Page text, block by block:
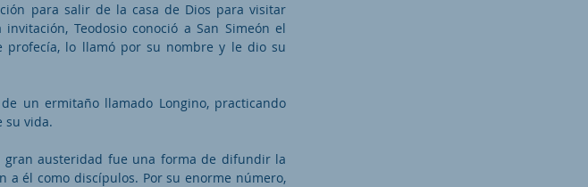
para salir de la casa de Dios para visitar
Teodosio conoció a San Simeón el
lo llamó por su nombre y le dio su
un ermitaño llamado Longino, practicando
su vida.
austeridad fue una forma de difundir la
a él como discípulos. Por su enorme número,